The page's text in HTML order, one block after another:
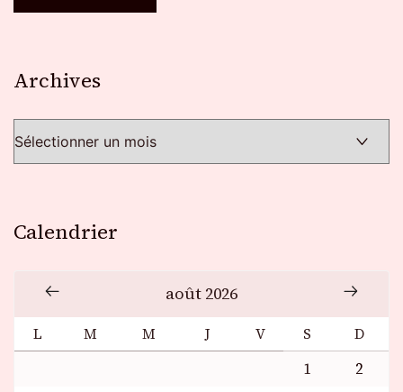
Archives
Calendrier
août 2026
L M M J V S D
1
2